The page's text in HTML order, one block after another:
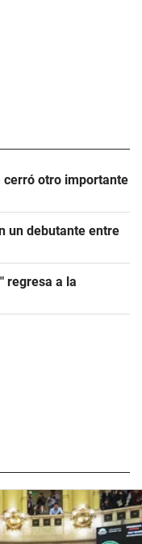
cerró otro importante
un debutante entre
regresa a la